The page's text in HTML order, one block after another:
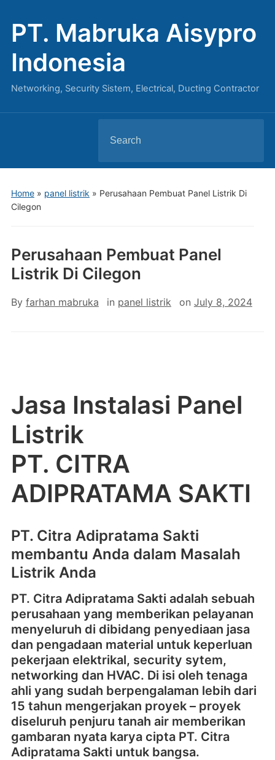
PT. Mabruka Aisypro
Indonesia
Networking, Security Sistem, Electrical, Ducting Contractor
for:
Home» panel listrik » Perusahaan Pembuat Panel Listrik Di
Cilegon
Perusahaan Pembuat Panel
Listrik Di Cilegon
By farhan mabruka in panel listrik on July 8, 2024
Jasa Instalasi Panel
Listrik
PT. CITRA
ADIPRATAMA SAKTI
PT. Citra Adipratama Sakti
membantu Anda dalam Masalah
Listrik Anda
PT. Citra Adipratama Sakti adalah sebuah
perusahaan yang memberikan pelayanan
menyeluruh di dibidang penyediaan jasa
dan pengadaan material untuk keperluan
pekerjaan elektrikal, security sytem,
networking dan HVAC. Di isi oleh tenaga
ahli yang sudah berpengalaman lebih dari
15 tahun mengerjakan proyek – proyek
diseluruh penjuru tanah air memberikan
gambaran nyata karya cipta PT. Citra
Adipratama Sakti untuk bangsa.